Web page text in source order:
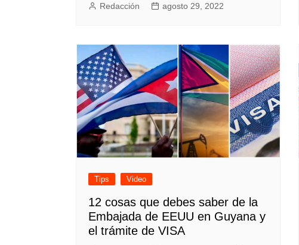
Redacción agosto 29, 2022
Tips Video
12 cosas que debes saber de la
Embajada de EEUU en Guyana y
el trámite de VISA